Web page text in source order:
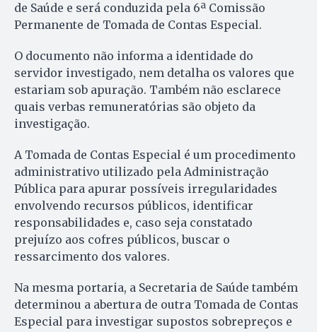
de Saúde e será conduzida pela 6ª Comissão
Permanente de Tomada de Contas Especial.
O documento não informa a identidade do
servidor investigado, nem detalha os valores que
estariam sob apuração. Também não esclarece
quais verbas remuneratórias são objeto da
investigação.
A Tomada de Contas Especial é um procedimento
administrativo utilizado pela Administração
Pública para apurar possíveis irregularidades
envolvendo recursos públicos, identificar
responsabilidades e, caso seja constatado
prejuízo aos cofres públicos, buscar o
ressarcimento dos valores.
Na mesma portaria, a Secretaria de Saúde também
determinou a abertura de outra Tomada de Contas
Especial para investigar supostos sobrepreços e